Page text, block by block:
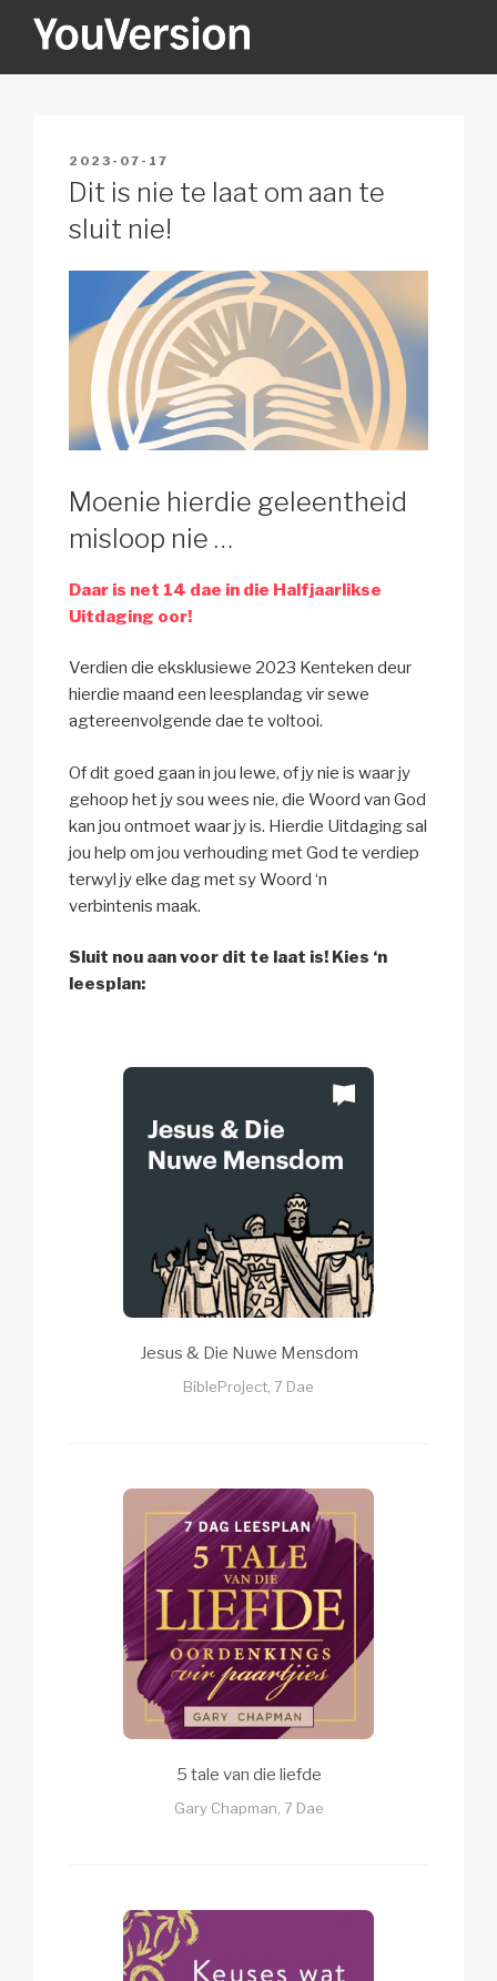
YOUVERSION
POSTED
ON
2023-07-17
Dit is nie te laat om aan te
sluit nie!
Moenie hierdie geleentheid
misloop nie …
Daar is net 14 dae in die Halfjaarlikse
Uitdaging oor!
Verdien die eksklusiewe 2023 Kenteken deur
hierdie maand een leesplandag vir sewe
agtereenvolgende dae te voltooi.
Of dit goed gaan in jou lewe, of jy nie is waar jy
gehoop het jy sou wees nie, die Woord van God
kan jou ontmoet waar jy is. Hierdie Uitdaging sal
jou help om jou verhouding met God te verdiep
terwyl jy elke dag met sy Woord ‘n
verbintenis maak.
Sluit nou aan voor dit te laat is! Kies ‘n
leesplan:
Jesus & Die Nuwe Mensdom
BibleProject, 7 Dae
5 tale van die liefde
Gary Chapman, 7 Dae